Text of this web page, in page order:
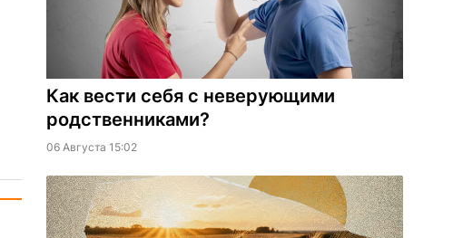
Как вести себя с неверующими
родственниками?
06 Августа 15:02